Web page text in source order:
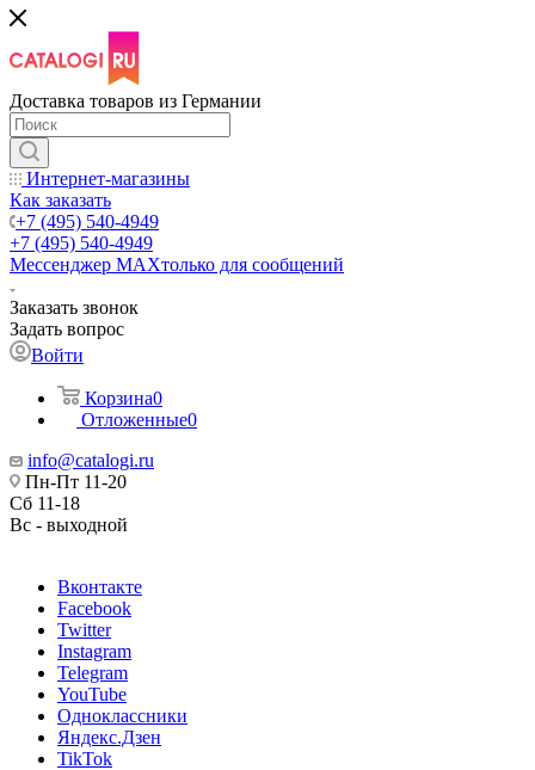
Доставка товаров из Германии
Интернет-магазины
Как заказать
+7 (495) 540-4949
+7 (495) 540-4949
Мессенджер МАХтолько для сообщений
Заказать звонок
Задать вопрос
Войти
Корзина0
Отложенные0
info@catalogi.ru
Пн-Пт 11-20
Сб 11-18
Вс - выходной
Вконтакте
Facebook
Twitter
Instagram
Telegram
YouTube
Одноклассники
Яндекс.Дзен
TikTok